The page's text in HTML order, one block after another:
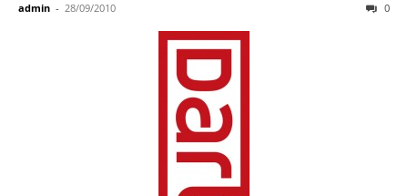
admin - 28/09/2010 0